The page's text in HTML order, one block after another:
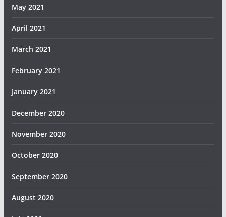
May 2021
April 2021
March 2021
February 2021
January 2021
December 2020
November 2020
October 2020
September 2020
August 2020